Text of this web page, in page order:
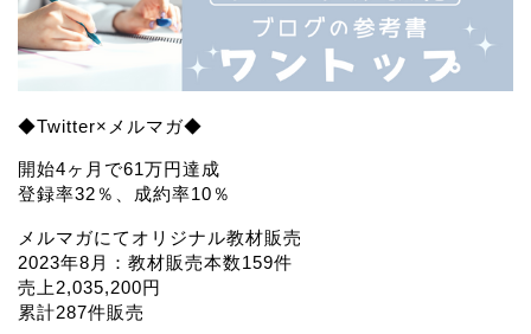
◆Twitter×メルマガ◆
開始4ヶ月で61万円達成
登録率32％、成約率10％
メルマガにてオリジナル教材販売
2023年8月：教材販売本数159件
売上2,035,200円
累計287件販売